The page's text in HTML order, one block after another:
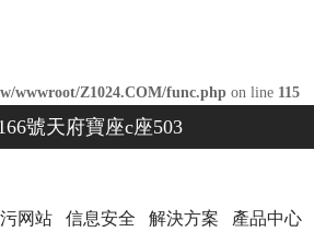
wwwroot/Z1024.COM/func.php on line 115
號天府寶座c座503
网站 信息安全 解決方案 產品中心